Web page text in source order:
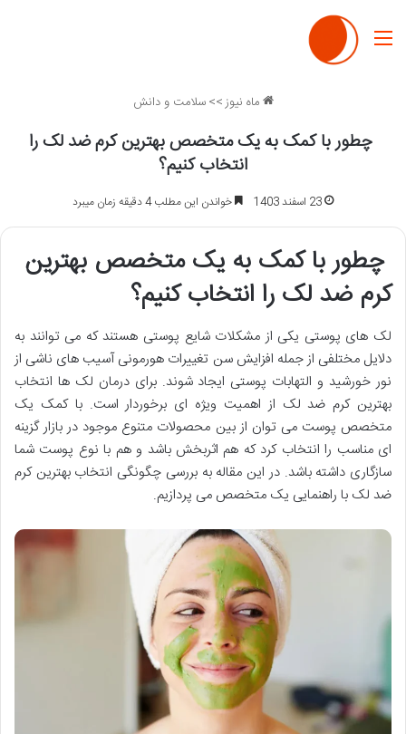
منو
ماه نیوز>> سلامت و دانش
چطور با کمک به یک متخصص بهترین کرم ضد لک را
انتخاب کنیم؟
23 اسفند 1403 خواندن این مطلب 4 دقیقه زمان میبرد
چطور با کمک به یک متخصص بهترین
کرم ضد لک را انتخاب کنیم؟
لک های پوستی یکی از مشکلات شایع پوستی هستند که می توانند به
دلایل مختلفی از جمله افزایش سن تغییرات هورمونی آسیب های ناشی از
نور خورشید و التهابات پوستی ایجاد شوند. برای درمان لک ها انتخاب
بهترین کرم ضد لک از اهمیت ویژه ای برخوردار است. با کمک یک
متخصص پوست می توان از بین محصولات متنوع موجود در بازار گزینه
ای مناسب را انتخاب کرد که هم اثربخش باشد و هم با نوع پوست شما
سازگاری داشته باشد. در این مقاله به بررسی چگونگی انتخاب بهترین کرم
ضد لک با راهنمایی یک متخصص می پردازیم.